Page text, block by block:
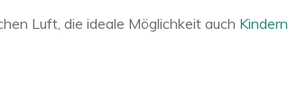
Luft, die ideale Möglichkeit auch Kindern